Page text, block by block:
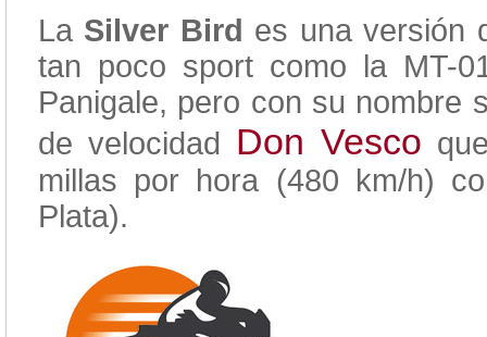
La Silver Bird es una versión
tan poco sport como la MT-
Panigale, pero con su nombre
de velocidad Don Vesco
millas por hora (480 km/h)
Plata).